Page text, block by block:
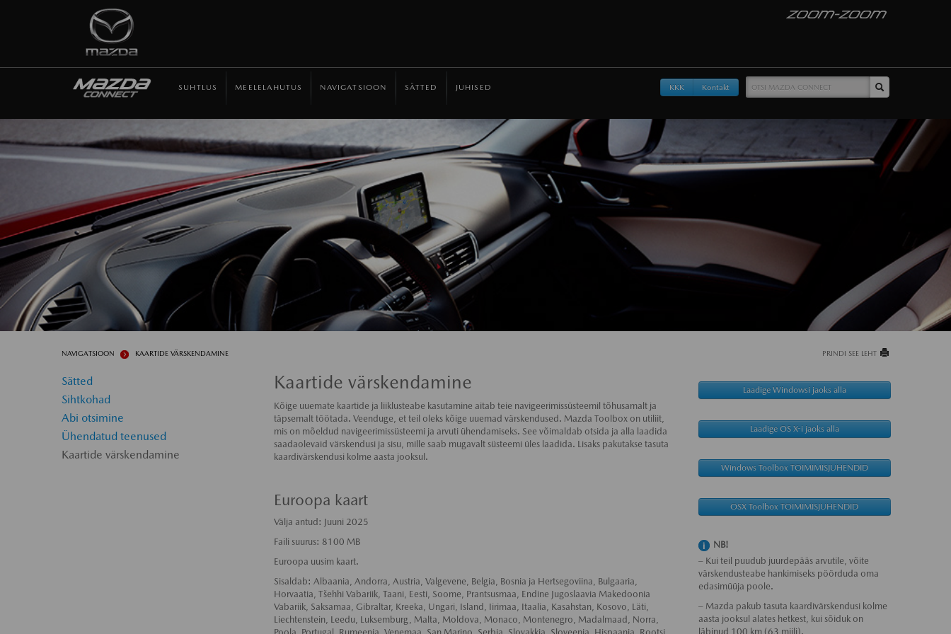
SUHTLUS MEELELAHUTUS NAVIGATSIOON SÄTTED JUHISED KKK Kontakt
NAVIGATSIOON KAARTIDE VÄRSKENDAMINE PRINDI SEE LEHT
Sätted
Sihtkohad
Abi otsimine
Ühendatud teenused
Kaartide värskendamine
Kaartide värskendamine
Kõige uuemate kaartide ja liiklusteabe kasutamine aitab teie navigeerimissüsteemil tõhusamalt ja
täpsemalt töötada. Veenduge, et teil oleks kõige uuemad värskendused. Mazda Toolbox on utiliit,
mis on mõeldud navigeerimissüsteemi ja arvuti ühendamiseks. See võimaldab otsida ja alla laadida
saadaolevaid värskendusi ja sisu, mille saab mugavalt süsteemi üles laadida. Lisaks pakutakse tasuta
kaardivärskendusi kolme aasta jooksul.
Euroopa kaart
Välja antud: Juuni 2025
Faili suurus: 8100 MB
Euroopa uusim kaart.
Sisaldab: Albaania, Andorra, Austria, Valgevene, Belgia, Bosnia ja Hertsegoviina, Bulgaaria,
Horvaatia, Tšehhi Vabariik, Taani, Eesti, Soome, Prantsusmaa, Endine Jugoslaavia Makedoonia
Vabariik, Saksamaa, Gibraltar, Kreeka, Ungari, Island, Iirimaa, Itaalia, Kasahstan, Kosovo, Läti,
Liechtenstein, Leedu, Luksemburg, Malta, Moldova, Monaco, Montenegro, Madalmaad, Norra,
Laadige Windowsi jaoks alla
Laadige OS X-i jaoks alla
Windows Toolbox TOIMIMISJUHENDID
OSX Toolbox TOIMIMISJUHENDID
NB!
– Kui teil puudub juurdepääs arvutile, võite
värskendusteabe hankimiseks pöörduda oma
edasimüüja poole.
– Mazda pakub tasuta kaardivärskendusi kolme
aasta jooksul alates hetkest, kui sõiduk on
läbinud 100 km (63 miili).